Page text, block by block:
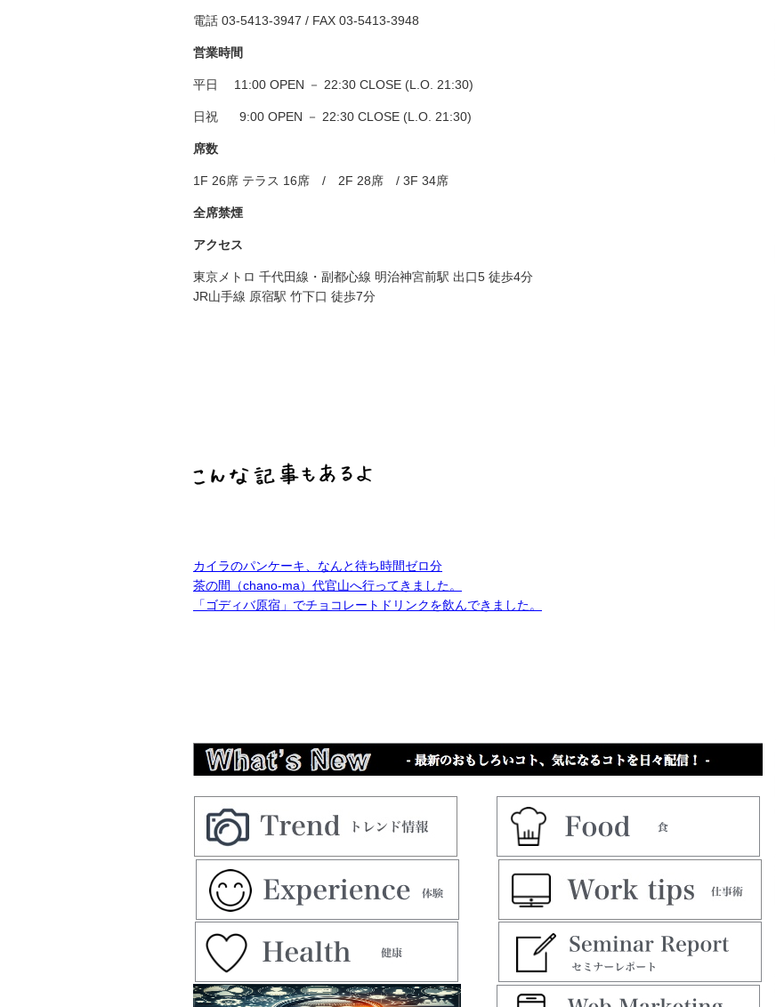
電話 03-5413-3947 / FAX 03-5413-3948
営業時間
平日 11:00 OPEN － 22:30 CLOSE (L.O. 21:30)
日祝 9:00 OPEN － 22:30 CLOSE (L.O. 21:30)
席数
1F 26席 テラス 16席 / 2F 28席 / 3F 34席
全席禁煙
アクセス
東京メトロ 千代田線・副都心線 明治神宮前駅 出口5 徒歩4分
JR山手線 原宿駅 竹下口 徒歩7分
カイラのパンケーキ、なんと待ち時間ゼロ分
茶の間（chano-ma）代官山へ行ってきました。
「ゴディバ原宿」でチョコレートドリンクを飲んできました。